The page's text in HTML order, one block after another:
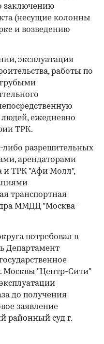
заключению
(несущие колонны
и возведению
эксплуатация
работы по
ежедневно
ТРК.
либо разрешительных
арендаторами
и ТРК "Афи Молл",
транспортная
ММДЦ "Москва-
потребовал в
Департамент
Москвы "Центр-Сити"
до получения
заявление
районный суд г.